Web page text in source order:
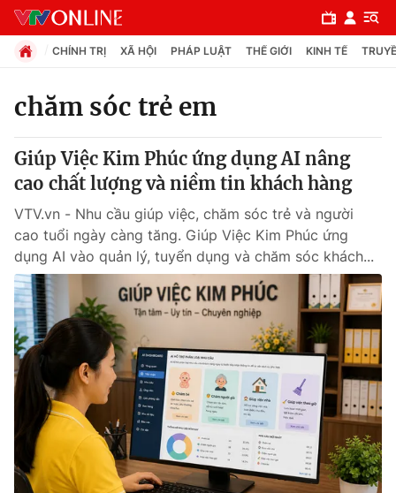
Chuyên mục
Chính trị
Xã hội
Pháp luật
Y tế
Thế giới
Tin tức
Thế giới đó đây
Câu chuyện quốc tế
Kinh tế
Tài chính
Dữ liệu và đời sống
CHÍNH TRỊ XÃ HỘI PHÁP LUẬT THẾ GIỚI KINH TẾ
chăm sóc trẻ em
Giúp Việc Kim Phúc ứng dụng AI nâng
cao chất lượng và niềm tin khách hàng
VTV.vn - Nhu cầu giúp việc, chăm sóc trẻ và người
cao tuổi ngày càng tăng. Giúp Việc Kim Phúc ứng
dụng AI vào quản lý, tuyển dụng và chăm sóc khách...